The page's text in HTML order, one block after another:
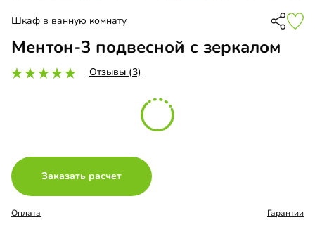
Шкаф в ванную комнату
Ментон-3 подвесной с зеркалом
Отзывы (3)
Заказать расчет
Оплата Гарантии